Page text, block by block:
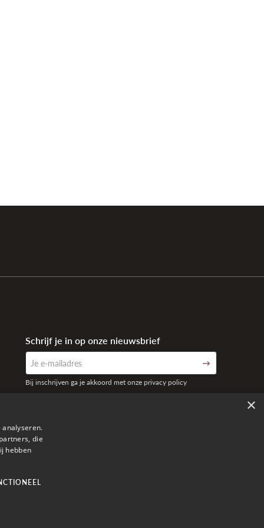
Schrijf je in op onze nieuwsbrief
Bij inschrijven ga je akkoord met onze privacy policy
×
die
hebben